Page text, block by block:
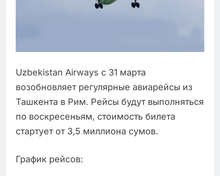
Uzbekistan Airways с 31 марта
возобновляет регулярные авиарейсы из
Ташкента в Рим. Рейсы будут выполняться
по воскресеньям, стоимость билета
стартует от 3,5 миллиона сумов.
График рейсов: